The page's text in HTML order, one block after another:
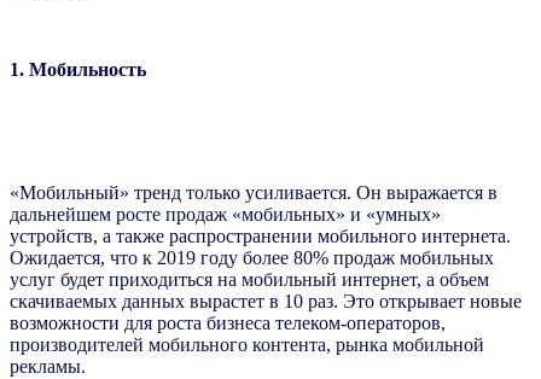
1. Мобильность
«Мобильный» тренд только усиливается. Он выражается в
дальнейшем росте продаж «мобильных» и «умных»
устройств, а также распространении мобильного интернета.
Ожидается, что к 2019 году более 80% продаж мобильных
услуг будет приходиться на мобильный интернет, а объем
скачиваемых данных вырастет в 10 раз. Это открывает новые
возможности для роста бизнеса телеком-операторов,
производителей мобильного контента, рынка мобильной
рекламы.